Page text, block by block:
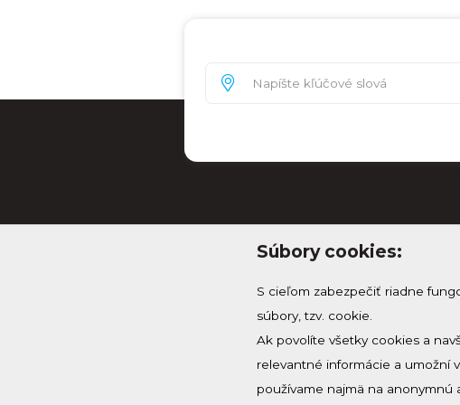
info@knh.sk
Súbory cookies:
S cieľom zabezpečiť riadne
súbory, tzv. cookie.
Ak povolíte všetky cookies a
relevantné informácie a umožní
používame najmä na anonymnú